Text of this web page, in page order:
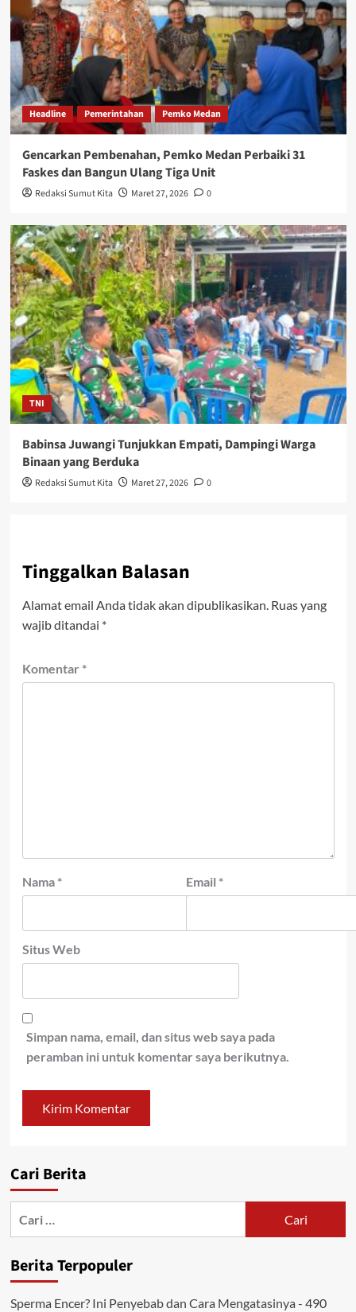
Headline Pemerintahan Pemko Medan
Gencarkan Pembenahan, Pemko Medan Perbaiki 31
Faskes dan Bangun Ulang Tiga Unit
Redaksi Sumut Kita Maret 27, 2026 0
TNI
Babinsa Juwangi Tunjukkan Empati, Dampingi Warga
Binaan yang Berduka
Redaksi Sumut Kita Maret 27, 2026 0
Tinggalkan Balasan
Alamat email Anda tidak akan dipublikasikan. Ruas yang
wajib ditandai *
Komentar *
Nama * Email *
Situs Web
Simpan nama, email, dan situs web saya pada
peramban ini untuk komentar saya berikutnya.
Cari Berita
Berita Terpopuler
Sperma Encer? Ini Penyebab dan Cara Mengatasinya - 490